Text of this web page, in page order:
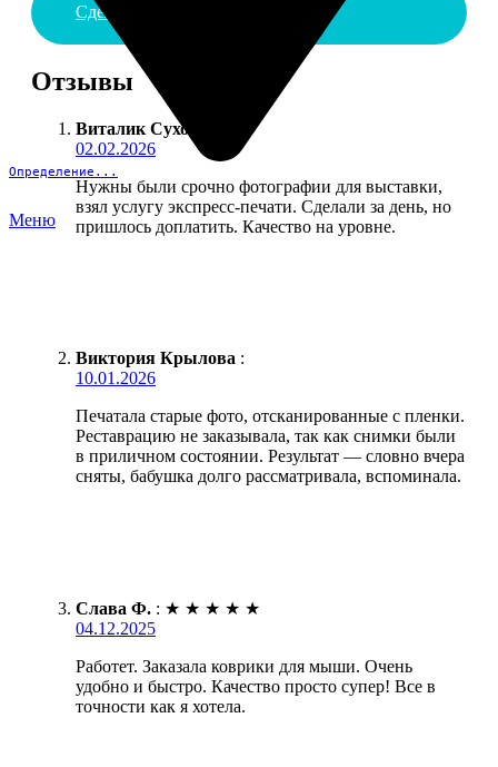
Определение...
Меню
Сделать заказ
Отзывы
Виталик Сухов
02.02.2026
Нужны были срочно фотографии для выставки,
взял услугу экспресс-печати. Сделали за день, но
пришлось доплатить. Качество на уровне.
Виктория Крылова :
10.01.2026
Печатала старые фото, отсканированные с пленки.
Реставрацию не заказывала, так как снимки были
в приличном состоянии. Результат — словно вчера
сняты, бабушка долго рассматривала, вспоминала.
Слава Ф. : ★ ★ ★ ★ ★
04.12.2025
Работет. Заказала коврики для мыши. Очень
удобно и быстро. Качество просто супер! Все в
точности как я хотела.